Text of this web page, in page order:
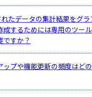
れたデータの集計結果をグ
成するためには専用のツー
ですか？
ップや機能更新の頻度はど